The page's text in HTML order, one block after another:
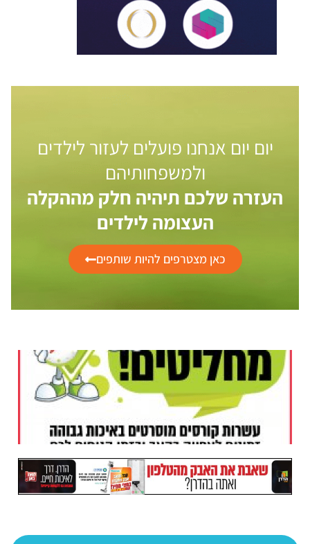
יום יום אנחנו פועלים לעזור לילדים
ולמשפחותיהם
העזרה שלכם תיהיה חלק מההקלה
העצומה לילדים
כאן מצטרפים להיות שותפים